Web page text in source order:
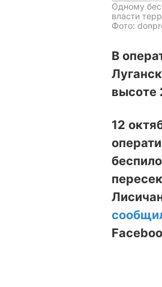
Одному
власти
Фото:
В
высоте
12